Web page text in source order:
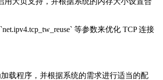
等参数来优化 TCP 连接
加载程序，并根据系统的需求进行适当的配